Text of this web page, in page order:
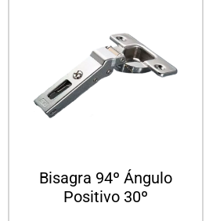
Bisagra 94º Ángulo
Positivo 30º